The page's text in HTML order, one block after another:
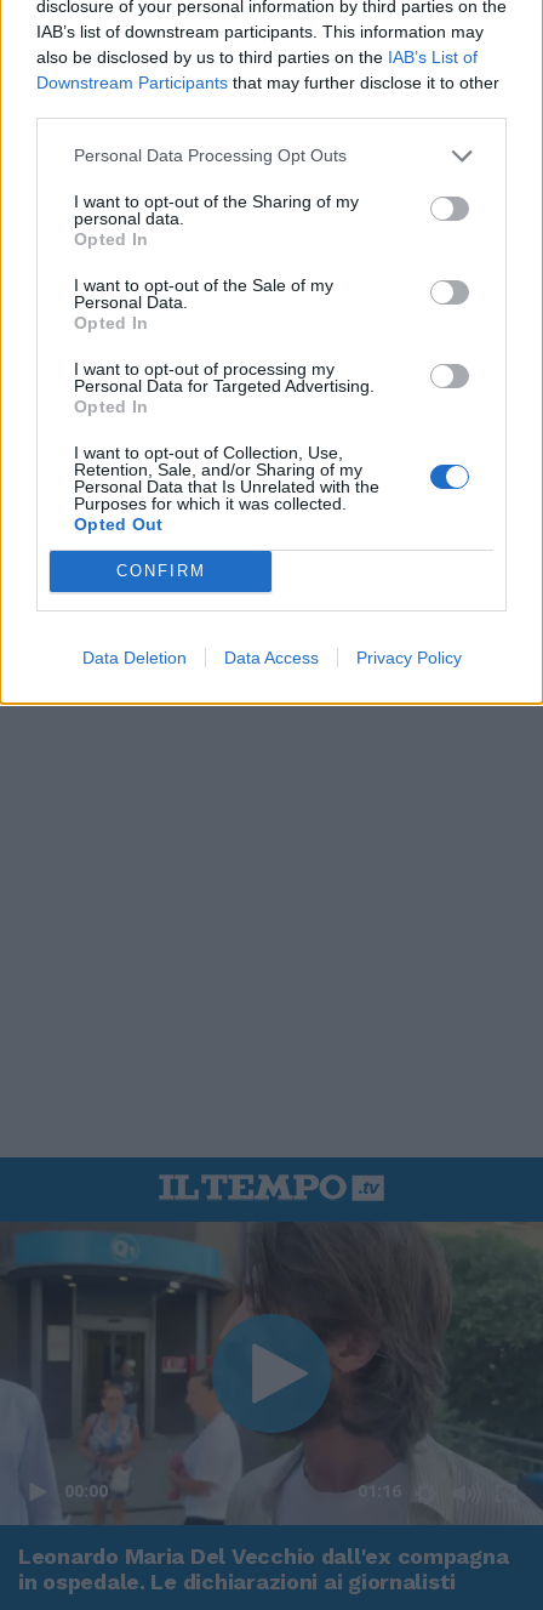
disclosure of your personal information by third parties on the
IAB’s list of downstream participants. This information may
also be disclosed by us to third parties on the IAB’s List of
Downstream Participants that may further disclose it to other
Personal Data Processing Opt Outs
I want to opt-out of the Sharing of my
personal data.
Opted In
I want to opt-out of the Sale of my
Personal Data.
Opted In
I want to opt-out of processing my
Personal Data for Targeted Advertising.
Opted In
I want to opt-out of Collection, Use,
Retention, Sale, and/or Sharing of my
Personal Data that Is Unrelated with the
Purposes for which it was collected.
Opted Out
CONFIRM
Data Deletion Data Access Privacy Policy
In evidenza
00:00 01:16
Leonardo Maria Del Vecchio dall'ex compagna
in ospedale. Le dichiarazioni ai giornalisti